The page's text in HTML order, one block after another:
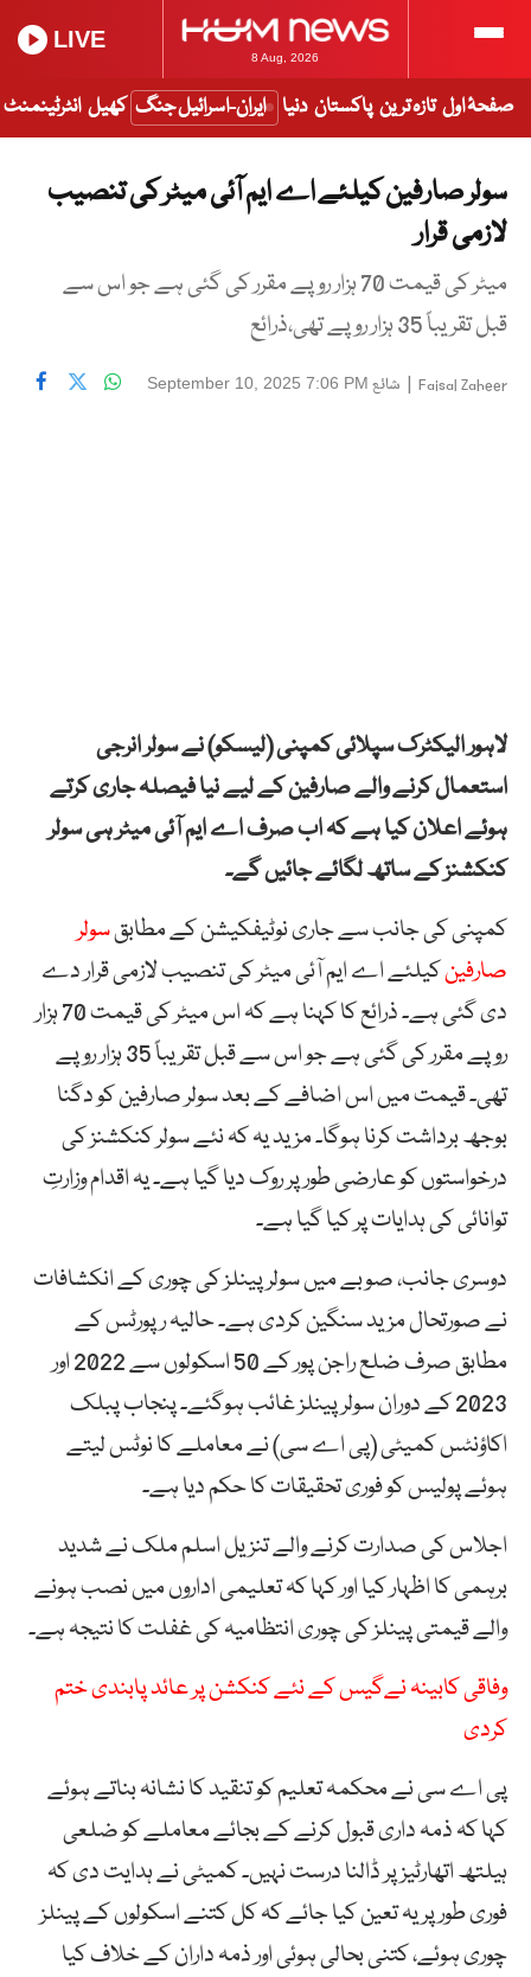
8 Aug, 2026
LIVE
صفحۂ اول تازہ ترین پاکستان دنیا ایران-اسرائیل جنگ کھیل انٹرٹینمنٹ
سولر صارفین کیلئے اے ایم آئی میٹر کی تنصیب
لازمی قرار
میٹر کی قیمت 70 ہزار روپے مقرر کی گئی ہے جو اس سے
قبل تقریباً 35 ہزار روپے تھی،ذرائع
Faisal Zaheer
| شائع September 10, 2025 7:06 PM
لاہور الیکٹرک سپلائی کمپنی (لیسکو) نے سولر انرجی
استعمال کرنے والے صارفین کے لیے نیا فیصلہ جاری کرتے
ہوئے اعلان کیا ہے کہ اب صرف اے ایم آئی میٹر ہی سولر
کنکشنز کے ساتھ لگائے جائیں گے۔
کمپنی کی جانب سے جاری نوٹیفکیشن کے مطابقسولر
صارفینکیلئے اے ایم آئی میٹر کی تنصیب لازمی قرار دے
دی گئی ہے۔ ذرائع کا کہنا ہے کہ اس میٹر کی قیمت 70 ہزار
روپے مقرر کی گئی ہے جو اس سے قبل تقریباً 35 ہزار روپے
تھی۔ قیمت میں اس اضافے کے بعد سولر صارفین کو دگنا
بوجھ برداشت کرنا ہوگا۔ مزید یہ کہ نئے سولر کنکشنز کی
درخواستوں کو عارضی طور پر روک دیا گیا ہے۔ یہ اقدام وزارتِ
توانائی کی ہدایات پر کیا گیا ہے۔
دوسری جانب، صوبے میں سولر پینلز کی چوری کے انکشافات
نے صورتحال مزید سنگین کردی ہے۔ حالیہ رپورٹس کے
مطابق صرف ضلع راجن پور کے 50 اسکولوں سے 2022 اور
2023 کے دوران سولر پینلز غائب ہوگئے۔ پنجاب پبلک
اکاؤنٹس کمیٹی (پی اے سی) نے معاملے کا نوٹس لیتے
ہوئے پولیس کو فوری تحقیقات کا حکم دیا ہے۔
اجلاس کی صدارت کرنے والے تنزیل اسلم ملک نے شدید
برہمی کا اظہار کیا اور کہا کہ تعلیمی اداروں میں نصب ہونے
والے قیمتی پینلز کی چوری انتظامیہ کی غفلت کا نتیجہ ہے۔
وفاقی کابینہ نےگیس کے نئے کنکشن پر عائد پابندی ختم
کردی
پی اے سی نے محکمہ تعلیم کو تنقید کا نشانہ بناتے ہوئے
کہا کہ ذمہ داری قبول کرنے کے بجائے معاملے کو ضلعی
ہیلتھ اتھارٹیز پر ڈالنا درست نہیں۔ کمیٹی نے ہدایت دی کہ
فوری طور پر یہ تعین کیا جائے کہ کل کتنے اسکولوں کے پینلز
چوری ہوئے، کتنی بحالی ہوئی اور ذمہ داران کے خلاف کیا